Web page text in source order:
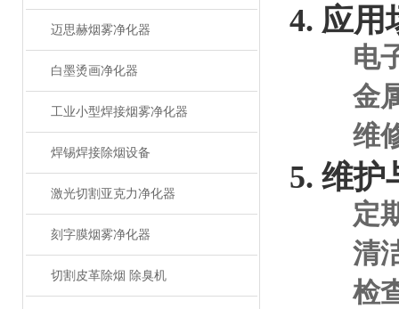
迈思赫烟雾净化器
白墨烫画净化器
工业小型焊接烟雾净化器
焊锡焊接除烟设备
激光切割亚克力净化器
刻字膜烟雾净化器
切割皮革除烟 除臭机
4. 应用
电
金
维
5. 维护
定
清
检